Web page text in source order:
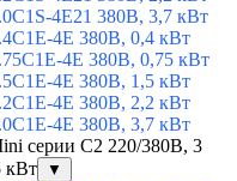
4E21 380В, 3,7 кВт
4E 380В, 0,4 кВт
4E 380В, 0,75 кВт
4E 380В, 1,5 кВт
4E 380В, 2,2 кВт
4E 380В, 3,7 кВт
серии С2 220/380В, 3
кВт
▼